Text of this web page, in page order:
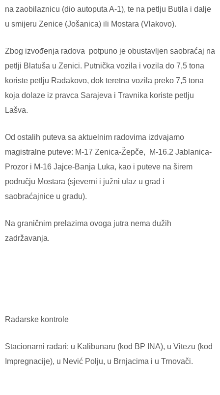
na zaobilaznicu (dio autoputa A-1), te na petlju Butila i dalje
u smijeru Zenice (Jošanica) ili Mostara (Vlakovo).
Zbog izvođenja radova potpuno je obustavljen saobraćaj na
petlji Blatuša u Zenici. Putnička vozila i vozila do 7,5 tona
koriste petlju Radakovo, dok teretna vozila preko 7,5 tona
koja dolaze iz pravca Sarajeva i Travnika koriste petlju
Lašva.
Od ostalih puteva sa aktuelnim radovima izdvajamo
magistralne puteve: M-17 Zenica-Žepče,
M-16.2 Jablanica-
Prozor i M-16 Jajce-Banja Luka, kao i puteve na širem
području Mostara (sjeverni i južni ulaz u grad i
saobraćajnice u gradu).
Na graničnim prelazima ovoga jutra nema dužih
zadržavanja.
Radarske kontrole
Stacionarni radari: u Kalibunaru (kod BP INA), u Vitezu (kod
Impregnacije), u Nević Polju, u Brnjacima i u Trnovači.